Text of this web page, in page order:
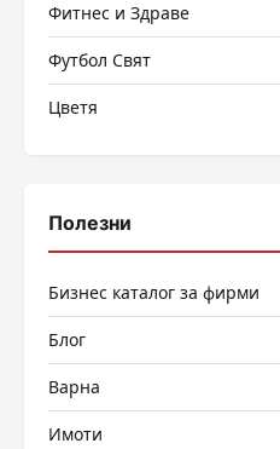
Фитнес и Здраве
Футбол Свят
Цветя
Полезни
Бизнес каталог за фирми
Блог
Варна
Имоти